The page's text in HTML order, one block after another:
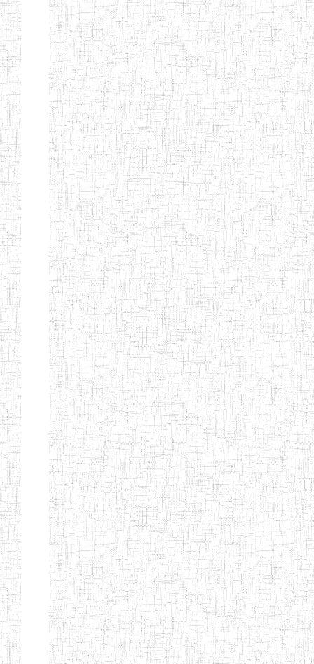
TTC TATUM
ST PIUS X
TECHNICAL
TEACHER
TRAINING
COLLEGE
TATUM
01/08/2000 ENIET
NIGHTINGALE
TEACHER
TRAINING
COLLEGE
20/08/2013 ENIEG
CHRIST THE
KING TEACHER
TRAINING
COLLEGE
04/08/2010 ENIEG
ITCIG SENTTI 14/02/2007 ENIEG
CAMEROON
INCLUSIVE
SPECIAL
EDUCATION
TEACHERS'
TRAINING AND
EMPOWERMENT
PROGRAMME
(CISETTEP)
27/08/2015 ENIEG
ALBERT
27/08/2015 ENIEG